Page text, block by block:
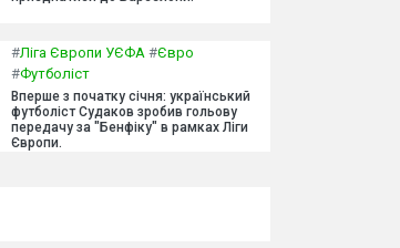
#Ліга Європи УЄФА #Євро
#Футболіст
Вперше з початку січня: український
футболіст Судаков зробив гольову
передачу за "Бенфіку" в рамках Ліги
Європи.